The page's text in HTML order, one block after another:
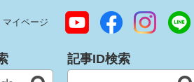
マイページ
記事ID検索